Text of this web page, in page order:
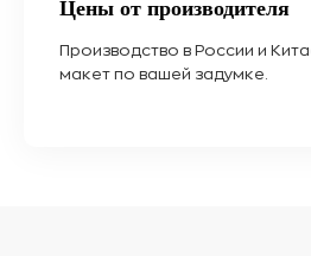
Цены от производителя
Производство в России и
макет по вашей задумке.